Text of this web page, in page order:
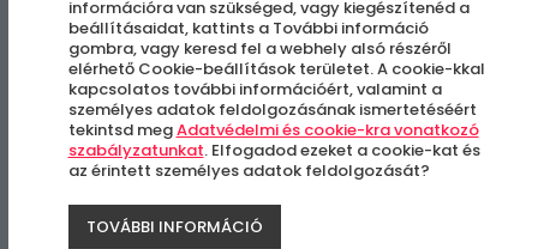
alkalmas bérlet
Budapest, VI. kerület
információra van szükséged, vagy kiegészítenéd a
beállításaidat, kattints a További információ
gombra, vagy keresd fel a webhely alsó részéről
elérhető Cookie-beállítások területet. A cookie-kkal
kapcsolatos további információért, valamint a
személyes adatok feldolgozásának ismertetéséért
tekintsd megAdatvédelmi és cookie-kra vonatkozó
szabályzatunkat. Elfogadod ezeket a cookie-kat és
az érintett személyes adatok feldolgozását?
TOVÁBBI INFORMÁCIÓ